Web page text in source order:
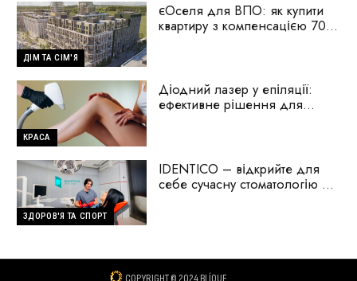
ДІМ ТА СІМ'Я
єОселя для ВПО: як купити
квартиру з компенсацією 70%
КРАСА
Діодний лазер у епіляції:
ефективне рішення для
ЗДОРОВ'Я ТА СПОРТ
IDENTICO – відкрийте для
себе сучасну стоматологію на
COPYRIGHT © 2024 BLÍQUE